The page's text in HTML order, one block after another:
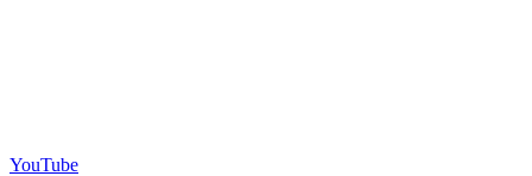
YouTube